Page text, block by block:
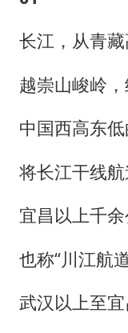
长江，从青
越崇山峻岭
中国西高东
将长江干线
宜昌以上千
也称“川江航
武汉以上至